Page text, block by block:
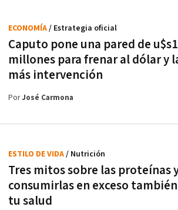
Caputo pone una pared de
millones para frenar al dólar y
más intervención
ECONOMÍA/ Estrategia oficial
PorJosé Carmona
Tres mitos sobre las proteínas
consumirlas en exceso
tu salud
ESTILO DE VIDA/ Nutrición